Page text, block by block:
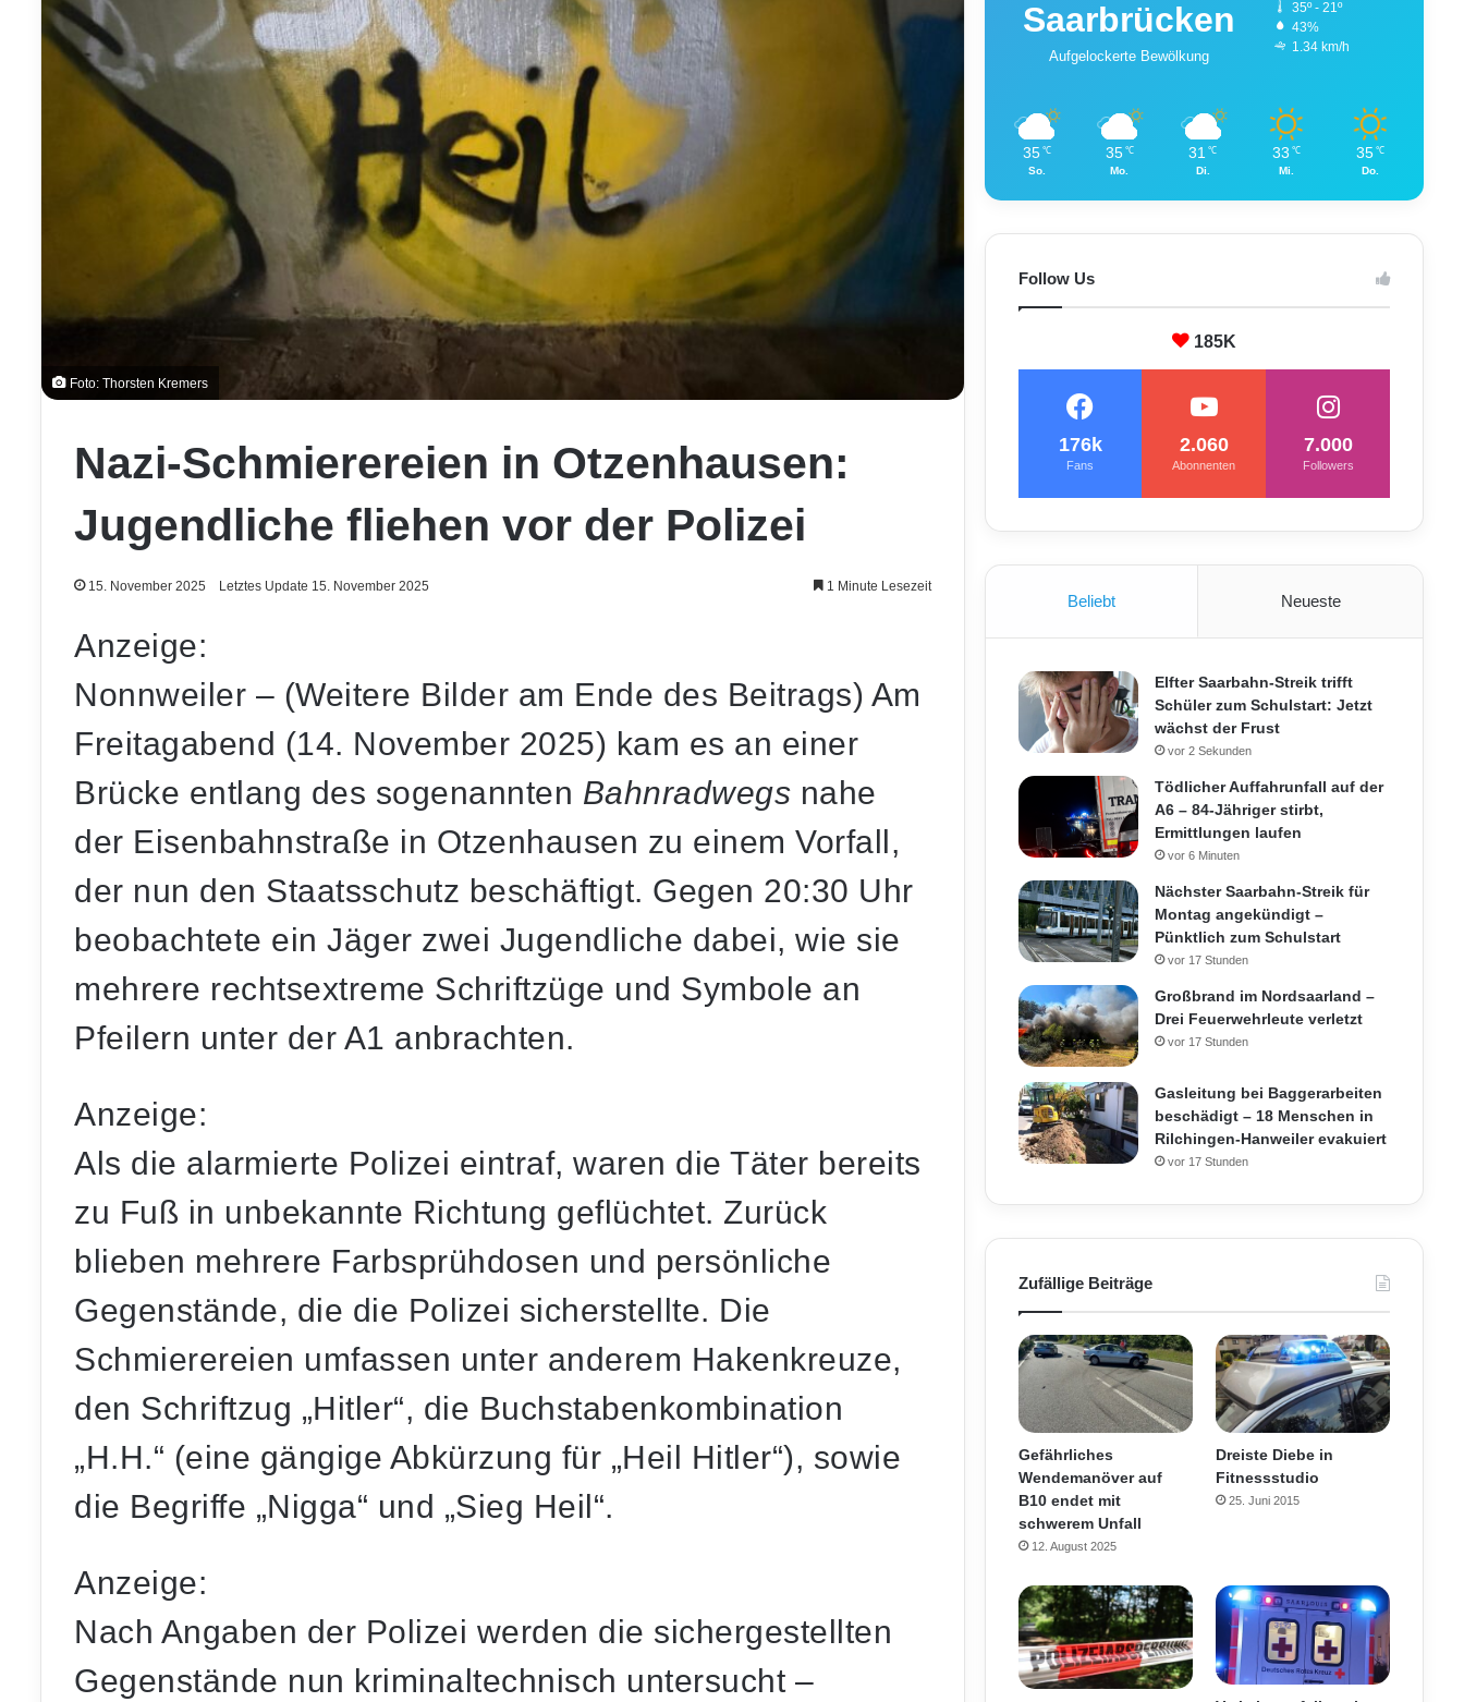
Foto: Thorsten Kremers
Nazi-Schmierereien in Otzenhausen:
Jugendliche fliehen vor der Polizei
15. November 2025 Letztes Update 15. November 2025 1 Minute Lesezeit
Anzeige:
Nonnweiler – (Weitere Bilder am Ende des Beitrags) Am
Freitagabend (14. November 2025) kam es an einer
Brücke entlang des sogenannten Bahnradwegs nahe
der Eisenbahnstraße in Otzenhausen zu einem Vorfall,
der nun den Staatsschutz beschäftigt. Gegen 20:30 Uhr
beobachtete ein Jäger zwei Jugendliche dabei, wie sie
mehrere rechtsextreme Schriftzüge und Symbole an
Pfeilern unter der A1 anbrachten.
Anzeige:
Als die alarmierte Polizei eintraf, waren die Täter bereits
zu Fuß in unbekannte Richtung geflüchtet. Zurück
blieben mehrere Farbsprühdosen und persönliche
Gegenstände, die die Polizei sicherstellte. Die
Schmierereien umfassen unter anderem Hakenkreuze,
den Schriftzug „Hitler“, die Buchstabenkombination
„H.H.“ (eine gängige Abkürzung für „Heil Hitler“), sowie
die Begriffe „Nigga“ und „Sieg Heil“.
Anzeige:
Nach Angaben der Polizei werden die sichergestellten
Gegenstände nun kriminaltechnisch untersucht –
Saarbrücken
Aufgelockerte Bewölkung
35º - 21º
43%
1.34 km/h
35 ℃
So.
35 ℃
Mo.
31 ℃
Di.
33 ℃
Mi.
35 ℃
Do.
Follow Us
185K
176k
Fans
2.060
Abonnenten
7.000
Followers
Beliebt Neueste
Elfter Saarbahn-Streik trifft
Schüler zum Schulstart: Jetzt
wächst der Frust
vor 2 Sekunden
Tödlicher Auffahrunfall auf der
A6 – 84-Jähriger stirbt,
Ermittlungen laufen
vor 6 Minuten
Nächster Saarbahn-Streik für
Montag angekündigt –
Pünktlich zum Schulstart
vor 17 Stunden
Großbrand im Nordsaarland –
Drei Feuerwehrleute verletzt
vor 17 Stunden
Gasleitung bei Baggerarbeiten
beschädigt – 18 Menschen in
Rilchingen-Hanweiler evakuiert
vor 17 Stunden
Zufällige Beiträge
Gefährliches
Wendemanöver auf
B10 endet mit
schwerem Unfall
12. August 2025
Dreiste Diebe in
Fitnessstudio
25. Juni 2015